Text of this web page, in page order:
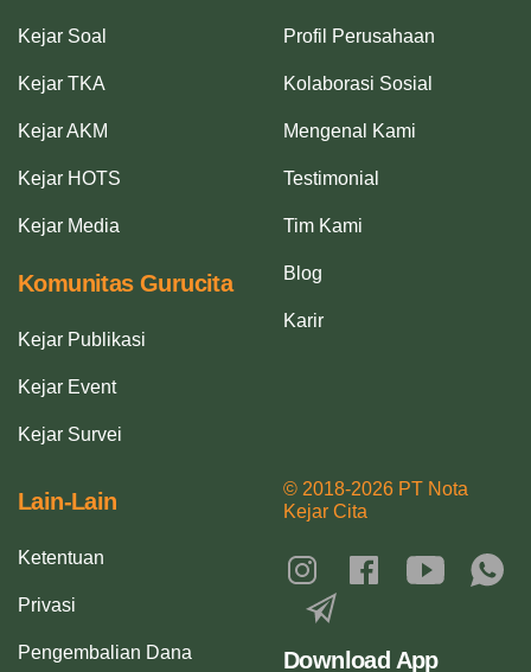
Kejar Soal
Kejar TKA
Kejar AKM
Kejar HOTS
Kejar Media
Komunitas Gurucita
Kejar Publikasi
Kejar Event
Kejar Survei
Profil Perusahaan
Kolaborasi Sosial
Mengenal Kami
Testimonial
Tim Kami
Blog
Karir
Lain-Lain
Ketentuan
Privasi
Pengembalian Dana
© 2018-2026 PT Nota
Kejar Cita
Download App